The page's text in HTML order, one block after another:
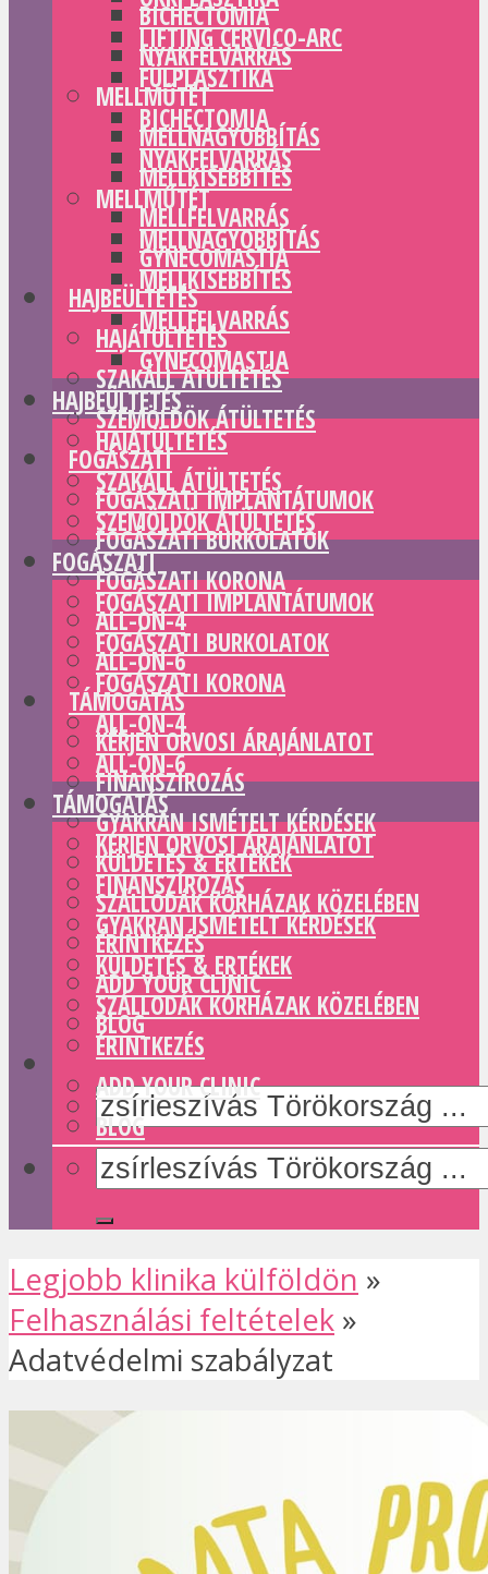
BICHECTOMIA
NYAKFELVARRÁS
MELLMŰTÉT
MELLNAGYOBBÍTÁS
MELLKISEBBÍTÉS
MELLFELVARRÁS
GYNECOMASTIA
HAJBEÜLTETÉS
HAJÁTÜLTETÉS
SZAKÁLL ÁTÜLTETÉS
SZEMÖLDÖK ÁTÜLTETÉS
FOGÁSZATI
FOGÁSZATI IMPLANTÁTUMOK
FOGÁSZATI BURKOLATOK
FOGÁSZATI KORONA
ALL-ON-4
ALL-ON-6
TÁMOGATÁS
KÉRJEN ORVOSI ÁRAJÁNLATOT
FINANSZÍROZÁS
GYAKRAN ISMÉTELT KÉRDÉSEK
KÜLDETÉS & ERTÉKEK
SZÁLLODÁK KÓRHÁZAK KÖZELÉBEN
ÉRINTKEZÉS
ADD YOUR CLINIC
BLOG
LIFTING CERVICO-ARC
FÜLPLASZTIKA
BICHECTOMIA
NYAKFELVARRÁS
MELLMŰTÉT
MELLNAGYOBBÍTÁS
MELLKISEBBÍTÉS
MELLFELVARRÁS
GYNECOMASTIA
HAJBEÜLTETÉS
HAJÁTÜLTETÉS
SZAKÁLL ÁTÜLTETÉS
SZEMÖLDÖK ÁTÜLTETÉS
FOGÁSZATI
FOGÁSZATI IMPLANTÁTUMOK
FOGÁSZATI BURKOLATOK
FOGÁSZATI KORONA
ALL-ON-4
ALL-ON-6
TÁMOGATÁS
KÉRJEN ORVOSI ÁRAJÁNLATOT
FINANSZÍROZÁS
GYAKRAN ISMÉTELT KÉRDÉSEK
KÜLDETÉS & ERTÉKEK
SZÁLLODÁK KÓRHÁZAK KÖZELÉBEN
ÉRINTKEZÉS
ADD YOUR CLINIC
BLOG
Legjobb klinika külföldön »
Felhasználási feltételek »
Adatvédelmi szabályzat